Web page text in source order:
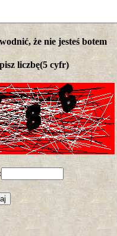
że nie jesteś botem
liczbę(5 cyfr)